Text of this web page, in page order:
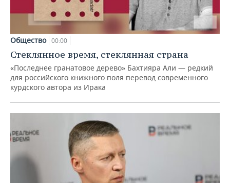
Общество 00:00
Стеклянное время, стеклянная страна
«Последнее гранатовое дерево» Бахтияра Али — редкий
для российского книжного поля перевод современного
курдского автора из Ирака